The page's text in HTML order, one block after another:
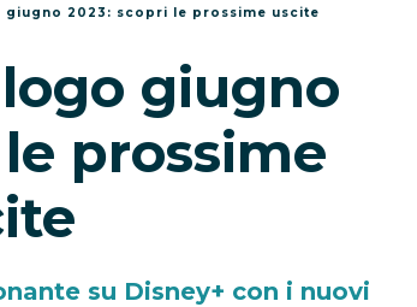
giugno 2023: scopri le prossime uscite
giugno
prossime
su Disney+ con i nuovi